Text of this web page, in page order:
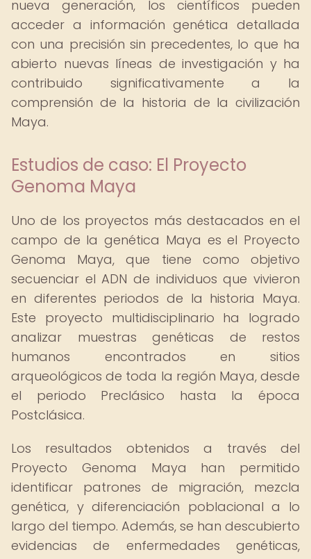
nueva generación, los científicos pueden
acceder a información genética detallada
con una precisión sin precedentes, lo que ha
abierto nuevas líneas de investigación y ha
contribuido significativamente a la
comprensión de la historia de la civilización
Maya.
Estudios de caso: El Proyecto
Genoma Maya
Uno de los proyectos más destacados en el
campo de la genética Maya es el Proyecto
Genoma Maya, que tiene como objetivo
secuenciar el ADN de individuos que vivieron
en diferentes periodos de la historia Maya.
Este proyecto multidisciplinario ha logrado
analizar muestras genéticas de restos
humanos encontrados en sitios
arqueológicos de toda la región Maya, desde
el periodo Preclásico hasta la época
Postclásica.
Los resultados obtenidos a través del
Proyecto Genoma Maya han permitido
identificar patrones de migración, mezcla
genética, y diferenciación poblacional a lo
largo del tiempo. Además, se han descubierto
evidencias de enfermedades genéticas,